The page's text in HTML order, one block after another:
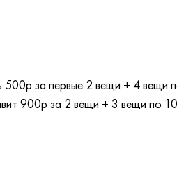
500р за первые 2 вещи + 4
900р за 2 вещи + 3 вещи по